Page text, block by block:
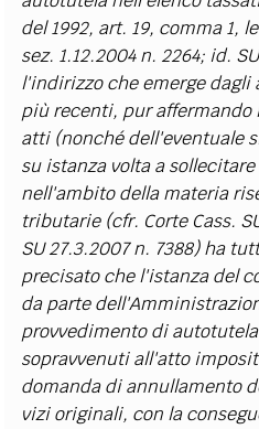
del 1992, art. 19, comma 1,
sez. 1.12.2004 n. 2264; id.
l'indirizzo che emerge
più recenti, pur
atti (nonché dell'eventuale
su istanza volta a
nell'ambito della materia
tributarie (cfr. Corte Cass.
SU 27.3.2007 n. 7388) ha
precisato che l'istanza del
da parte
provvedimento di
sopravvenuti all'atto
domanda di annullamento
vizi originali, con la